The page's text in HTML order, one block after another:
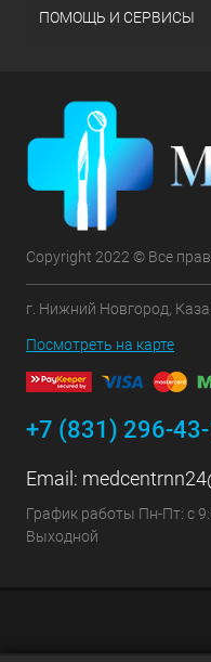
ПОМОЩЬ И СЕРВИСЫ
Copyright 2022 © Все
г. Нижний Новгород,
Посмотреть на карте
+7 (831) 296-
Email:
График работы Пн-Пт: с
Выходной